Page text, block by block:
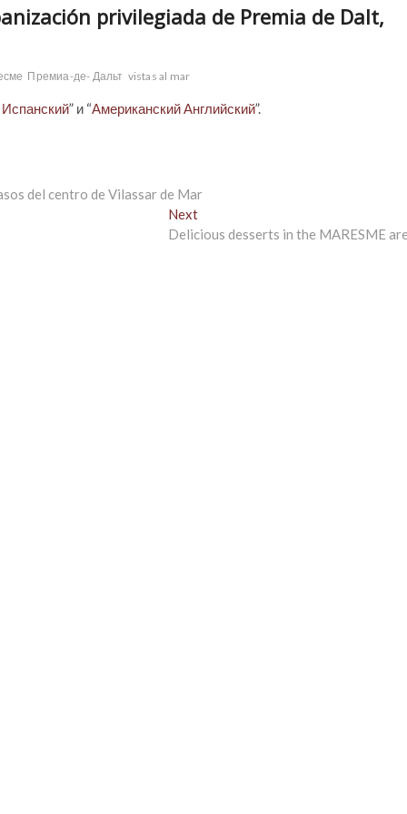
privilegiada de Premia de Dalt,
Премиа-де- Дальт vistas al mar
” и “Американский Английский”.
del centro de Vilassar de Mar
NextNext
post:
Delicious desserts in the MARESME